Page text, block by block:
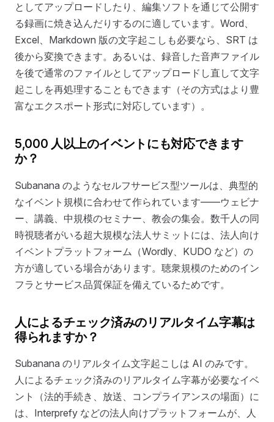
としてアップロードしたり、編集ソフトを通じて公開す
る録画に焼き込んだりするのに適しています。Word、
Excel、Markdown 版の文字起こしも必要なら、SRT は
後から変換できます。あるいは、録音した音声ファイル
を後で通常のファイルとしてアップロードし直して文字
起こしを再処理することもできます（その方式はより豊
富なエクスポート形式に対応しています）。
5,000 人以上のイベントにも対応できます
か？
Subanana のようなセルフサービス型ツールは、典型的
なイベント規模に合わせて作られています——ウェビナ
ー、講義、中規模のセミナー、教会の集会。数千人の同
時視聴者がいる超大規模な法人サミットには、法人向け
イベントプラットフォーム（Wordly、KUDO など）の
方が適している場合があります。聴衆規模のためのイン
フラとサービス品質保証を備えているためです。
人によるチェック済みのリアルタイム字幕は
得られますか？
Subanana のリアルタイム文字起こしは AI のみです。
人によるチェック済みのリアルタイム字幕が必要なイベ
ント（法的手続き、放送、コンプライアンスの場面）に
は、Interprefy などの法人向けプラットフォームが、人